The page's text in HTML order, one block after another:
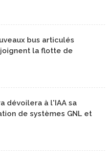
bus articulés
la flotte de
dévoilera à l'IAA sa
de systèmes GNL et